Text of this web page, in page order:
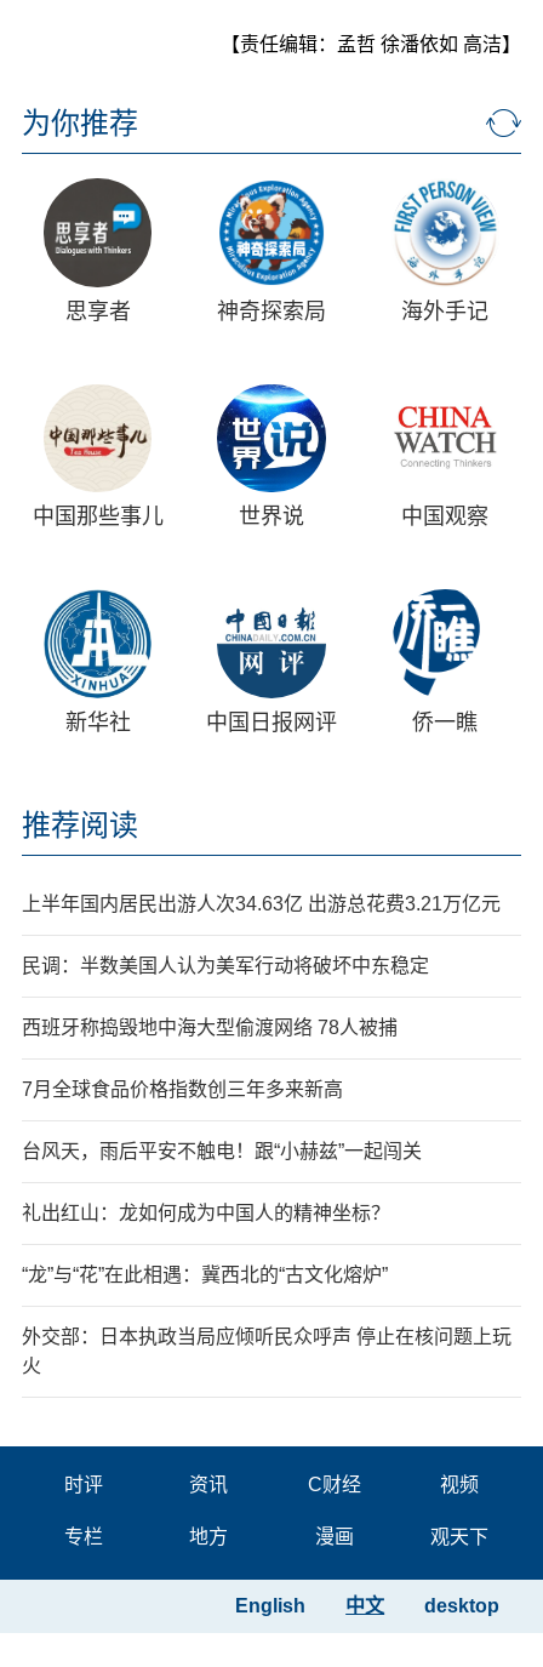
【责任编辑：孟哲 徐潘依如 高洁】
为你推荐
思享者 神奇探索局 海外手记
中国那些事儿 世界说 中国观察
新华社 中国日报网评 侨一瞧
推荐阅读
上半年国内居民出游人次34.63亿 出游总花费3.21万亿元
民调：半数美国人认为美军行动将破坏中东稳定
西班牙称捣毁地中海大型偷渡网络 78人被捕
7月全球食品价格指数创三年多来新高
台风天，雨后平安不触电！跟“小赫兹”一起闯关
礼出红山：龙如何成为中国人的精神坐标？
“龙”与“花”在此相遇：冀西北的“古文化熔炉”
外交部：日本执政当局应倾听民众呼声 停止在核问题上玩
火
时评 资讯 C财经 视频
专栏 地方 漫画 观天下
desktop
中文
English